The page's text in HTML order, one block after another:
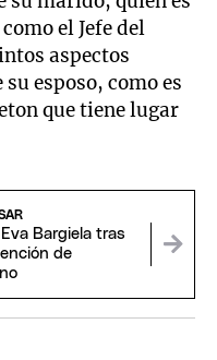
el Jefe del
aspectos
esposo, como es
que tiene lugar
Bargiela tras
de